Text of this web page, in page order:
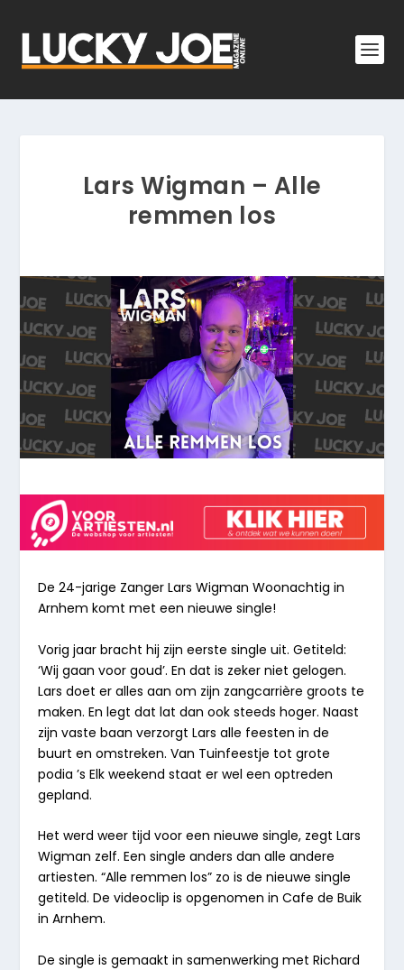
Lars Wigman – Alle
remmen los
De 24-jarige Zanger Lars Wigman Woonachtig in
Arnhem komt met een nieuwe single!
Vorig jaar bracht hij zijn eerste single uit. Getiteld:
‘Wij gaan voor goud’. En dat is zeker niet gelogen.
Lars doet er alles aan om zijn zangcarrière groots te
maken. En legt dat lat dan ook steeds hoger. Naast
zijn vaste baan verzorgt Lars alle feesten in de
buurt en omstreken. Van Tuinfeestje tot grote
podia ’s Elk weekend staat er wel een optreden
gepland.
Het werd weer tijd voor een nieuwe single, zegt Lars
Wigman zelf. Een single anders dan alle andere
artiesten. “Alle remmen los” zo is de nieuwe single
getiteld. De videoclip is opgenomen in Cafe de Buik
in Arnhem.
De single is gemaakt in samenwerking met Richard